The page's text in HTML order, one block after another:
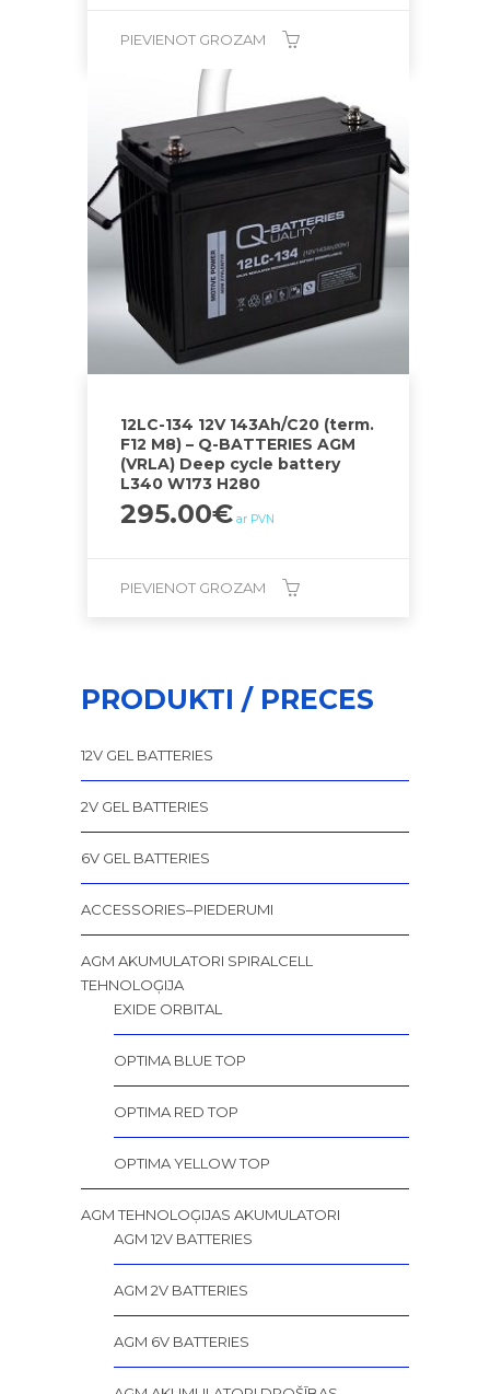
PIEVIENOT GROZAM
12LC-134 12V 143Ah/C20 (term.
F12 M8) – Q-BATTERIES AGM
(VRLA) Deep cycle battery
L340 W173 H280
295.00€ ar PVN
PIEVIENOT GROZAM
PRODUKTI / PRECES
12V GEL BATTERIES
2V GEL BATTERIES
6V GEL BATTERIES
ACCESSORIES–PIEDERUMI
AGM AKUMULATORI SPIRALCELL
TEHNOLOĢIJA
EXIDE ORBITAL
OPTIMA BLUE TOP
OPTIMA RED TOP
OPTIMA YELLOW TOP
AGM TEHNOLOĢIJAS AKUMULATORI
AGM 12V BATTERIES
AGM 2V BATTERIES
AGM 6V BATTERIES